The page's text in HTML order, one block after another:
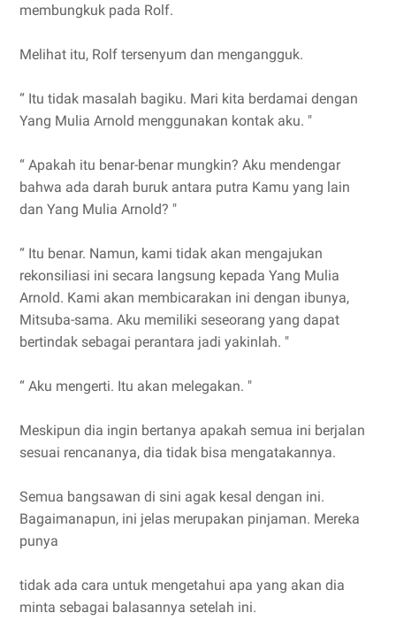
membungkuk pada Rolf.
Melihat itu, Rolf tersenyum dan mengangguk.
“ Itu tidak masalah bagiku. Mari kita berdamai dengan
Yang Mulia Arnold menggunakan kontak aku. "
“ Apakah itu benar-benar mungkin? Aku mendengar
bahwa ada darah buruk antara putra Kamu yang lain
dan Yang Mulia Arnold? "
“ Itu benar. Namun, kami tidak akan mengajukan
rekonsiliasi ini secara langsung kepada Yang Mulia
Arnold. Kami akan membicarakan ini dengan ibunya,
Mitsuba-sama. Aku memiliki seseorang yang dapat
bertindak sebagai perantara jadi yakinlah. "
“ Aku mengerti. Itu akan melegakan. "
Meskipun dia ingin bertanya apakah semua ini berjalan
sesuai rencananya, dia tidak bisa mengatakannya.
Semua bangsawan di sini agak kesal dengan ini.
Bagaimanapun, ini jelas merupakan pinjaman. Mereka
punya
tidak ada cara untuk mengetahui apa yang akan dia
minta sebagai balasannya setelah ini.